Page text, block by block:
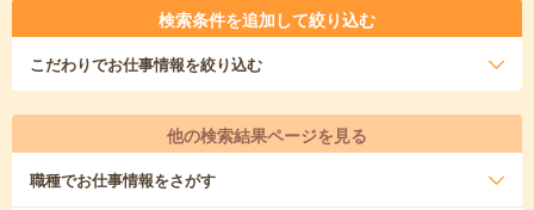
検索条件を追加して絞り込む
こだわりでお仕事情報を絞り込む
他の検索結果ページを見る
職種でお仕事情報をさがす